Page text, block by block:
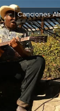
Canciones